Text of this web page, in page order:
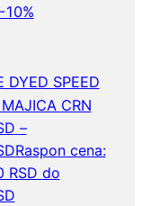
10%
DYED SPEED
CRN
–
Raspon cena:
RSD do